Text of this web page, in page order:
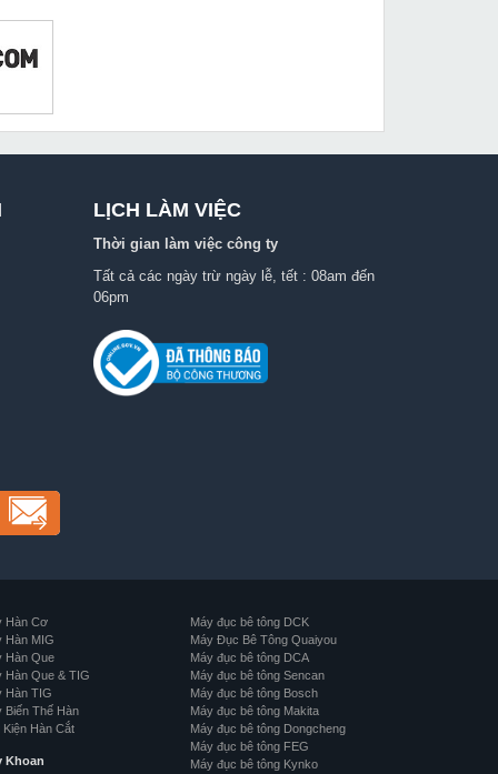
LỊCH LÀM VIỆC
Thời gian làm việc công ty
Tất cả các ngày trừ ngày lễ, tết : 08am đến
06pm
Hàn Cơ
Hàn MIG
Hàn Que
Hàn Que & TIG
Hàn TIG
Biến Thế Hàn
Kiện Hàn Cắt
Khoan
Máy đục bê tông DCK
Máy Đục Bê Tông Quaiyou
Máy đục bê tông DCA
Máy đục bê tông Sencan
Máy đục bê tông Bosch
Máy đục bê tông Makita
Máy đục bê tông Dongcheng
Máy đục bê tông FEG
Máy đục bê tông Kynko